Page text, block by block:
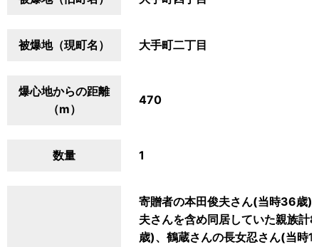
被爆地（現町名） 大手町二丁目
爆心地からの距離
（m）
470
数量 1
寄贈者の本田俊夫さん(当時36歳)
夫さんを含め同居していた親族計
歳)、鶴蔵さんの長女忍さん(当時